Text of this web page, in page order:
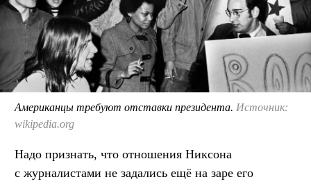
Американцы требуют отставки президента. Источник:
wikipedia.org
Надо признать, что отношения Никсона
с журналистами не задались ещё на заре его